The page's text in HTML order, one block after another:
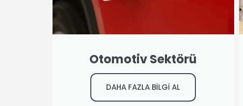
Otomotiv Sektörü
DAHA FAZLA BİLGİ AL